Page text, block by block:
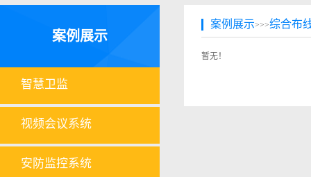
案例展示
智慧卫监
视频会议系统
安防监控系统
案例展示>>>综合布
暂无！